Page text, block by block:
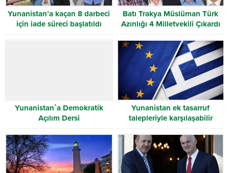
Yunanistan’a kaçan 8 darbeci
için iade süreci başlatıldı
Batı Trakya Müslüman Türk
Azınlığı 4 Milletvekili Çıkardı
Yunanistan`a Demokratik
Açılım Dersi
Yunanistan ek tasarruf
talepleriyle karşılaşabilir